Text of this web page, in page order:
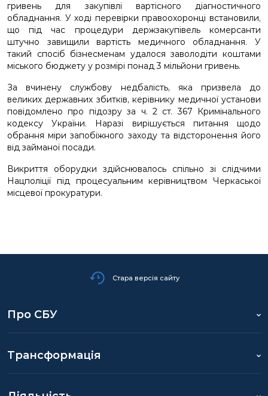
гривень для закупівлі вартісного діагностичного
обладнання. У ході перевірки правоохоронці встановили,
що під час процедури держзакупівель комерсанти
штучно завищили вартість медичного обладнання. У
такий спосіб бізнесменам удалося заволодіти коштами
міського бюджету у розмірі понад 3 мільйони гривень.
За вчинену службову недбалість, яка призвела до
великих державних збитків, керівнику медичної установи
повідомлено про підозру за ч. 2 ст. 367 Кримінального
кодексу України. Наразі вирішується питання щодо
обрання міри запобіжного заходу та відсторонення його
від займаної посади.
Викриття оборудки здійснювалось спільно зі слідчими
Нацполіції під процесуальним керівництвом Черкаської
місцевої прокуратури.
Стара версія сайту
Про СБУ
Трансформація